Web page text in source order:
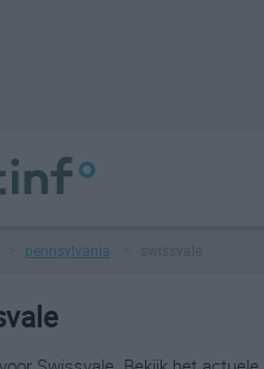
pennsylvania